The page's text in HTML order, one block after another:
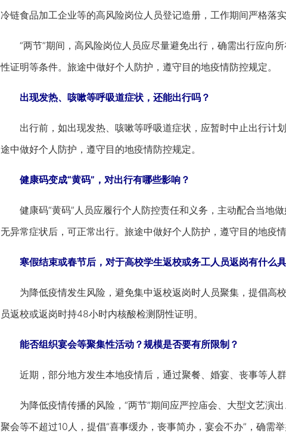
冷链食品加工企业等的高风险岗位人员登记造册，工作期间严格落
“两节”期间，高风险岗位人员应尽量避免出行，确需出行应向
性证明等条件。旅途中做好个人防护，遵守目的地疫情防控规定。
出现发热、咳嗽等呼吸道症状，还能出行吗？
出行前，如出现发热、咳嗽等呼吸道症状，应暂时中止出行计
途中做好个人防护，遵守目的地疫情防控规定。
健康码变成“黄码”，对出行有哪些影响？
健康码“黄码”人员应履行个人防控责任和义务，主动配合当地做
无异常症状后，可正常出行。旅途中做好个人防护，遵守目的地疫情
寒假结束或春节后，对于高校学生返校或务工人员返岗有什么
为降低疫情发生风险，避免集中返校返岗时人员聚集，提倡高
员返校或返岗时持48小时内核酸检测阴性证明。
能否组织宴会等聚集性活动？规模是否要有所限制？
近期，部分地方发生本地疫情后，通过聚餐、婚宴、丧事等人群
为降低疫情传播的风险，“两节”期间应严控庙会、大型文艺演
聚会等不超过10人，提倡“喜事缓办，丧事简办，宴会不办”，确需